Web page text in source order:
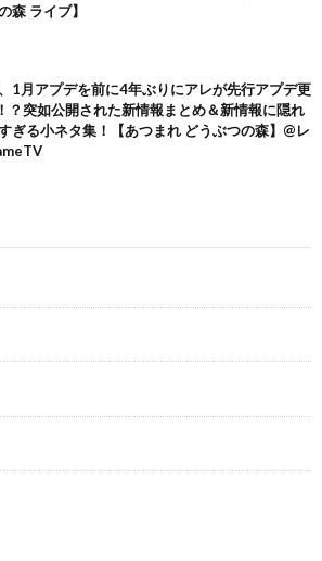
森 ライブ】
1月アプデを前に4年ぶりにアレが先行アプデ更
？突如公開された新情報まとめ＆新情報に隠れ
ぎる小ネタ集！【あつまれ どうぶつの森】@レ